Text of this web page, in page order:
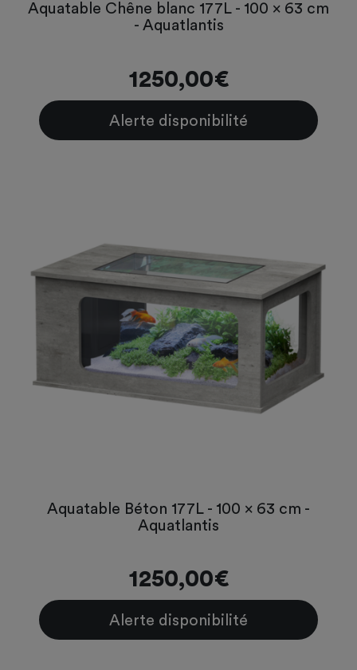
Aquatable Chêne blanc 177L - 100 x 63 cm
- Aquatlantis
1250,00€
Alerte disponibilité
Aquatable Béton 177L - 100 x 63 cm -
Aquatlantis
1250,00€
Alerte disponibilité